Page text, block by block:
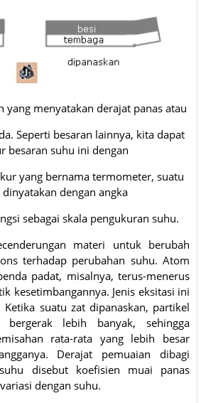
yang menyatakan derajat panas atau
Seperti besaran lainnya, kita dapat
besaran suhu ini dengan
yang bernama termometer, suatu
dengan angka
sebagai skala pengukuran suhu.
materi untuk berubah
terhadap perubahan suhu. Atom
padat, misalnya, terus-menerus
kesetimbangannya. Jenis eksitasi ini
suatu zat dipanaskan, partikel
bergerak lebih banyak, sehingga
rata-rata yang lebih besar
Derajat pemuaian dibagi
disebut koefisien muai panas
dengan suhu.